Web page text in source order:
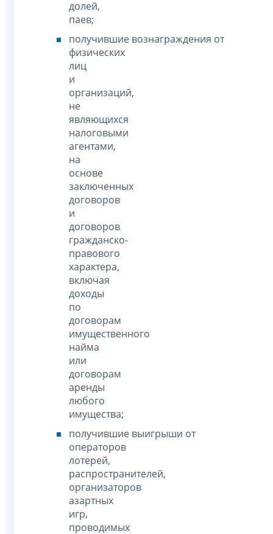
долей,
паев;
получившие вознаграждения от
физических
лиц
и
организаций,
не
являющихся
налоговыми
агентами,
на
основе
заключенных
договоров
и
договоров
гражданско-
правового
характера,
включая
доходы
по
договорам
имущественного
найма
или
договорам
аренды
любого
имущества;
получившие выигрыши от
операторов
лотерей,
распространителей,
организаторов
азартных
игр,
проводимых